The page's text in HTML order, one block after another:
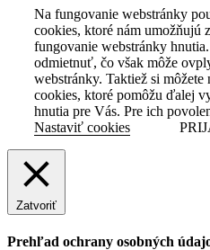
Na fungovanie webstránky
cookies, ktoré nám umožňujú
fungovanie webstránky
odmietnuť, čo však môže
webstránky. Taktiež si
cookies, ktoré pomôžu ďalej
hnutia pre Vás. Pre ich
Nastaviť cookies
Zatvoriť
Prehľad ochrany osobných